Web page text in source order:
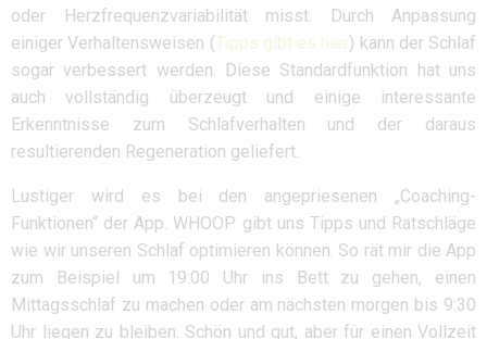
oder Herzfrequenzvariabilität misst. Durch Anpassung
einiger Verhaltensweisen (Tipps gibt es hier) kann der Schlaf
sogar verbessert werden. Diese Standardfunktion hat uns
auch vollständig überzeugt und einige interessante
Erkenntnisse zum Schlafverhalten und der daraus
resultierenden Regeneration geliefert.
Lustiger wird es bei den angepriesenen „Coaching-
Funktionen“ der App. WHOOP gibt uns Tipps und Ratschläge
wie wir unseren Schlaf optimieren können. So rät mir die App
zum Beispiel um 19:00 Uhr ins Bett zu gehen, einen
Mittagsschlaf zu machen oder am nächsten morgen bis 9:30
Uhr liegen zu bleiben. Schön und gut, aber für einen Vollzeit